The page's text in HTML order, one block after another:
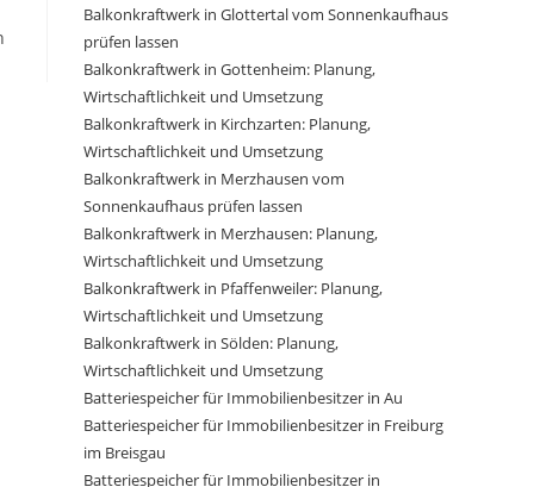
Balkonkraftwerk in Glottertal vom Sonnenkaufhaus
prüfen lassen
Balkonkraftwerk in Gottenheim: Planung,
Wirtschaftlichkeit und Umsetzung
Balkonkraftwerk in Kirchzarten: Planung,
Wirtschaftlichkeit und Umsetzung
Balkonkraftwerk in Merzhausen vom
Sonnenkaufhaus prüfen lassen
Balkonkraftwerk in Merzhausen: Planung,
Wirtschaftlichkeit und Umsetzung
Balkonkraftwerk in Pfaffenweiler: Planung,
Wirtschaftlichkeit und Umsetzung
Balkonkraftwerk in Sölden: Planung,
Wirtschaftlichkeit und Umsetzung
Batteriespeicher für Immobilienbesitzer in Au
Batteriespeicher für Immobilienbesitzer in Freiburg
im Breisgau
Batteriespeicher für Immobilienbesitzer in